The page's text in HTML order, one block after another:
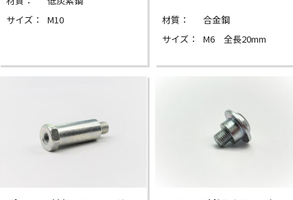
サイズ：
M10 材質：
合金鋼
サイズ：
M6 全長20mm